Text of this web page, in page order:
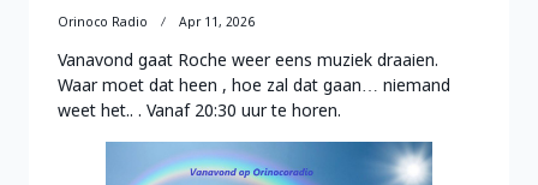
Orinoco Radio Apr 11, 2026
Vanavond gaat Roche weer eens muziek draaien.
Waar moet dat heen , hoe zal dat gaan… niemand
weet het.. . Vanaf 20:30 uur te horen.